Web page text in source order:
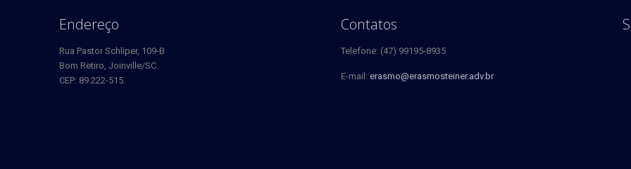
Endereço
Rua Pastor Schliper, 109-B
Bom Retiro, Joinville/SC.
CEP: 89.222-515.
Contatos
Telefone: (47) 99195-8935
E-mail: erasmo@erasmosteiner.adv.br